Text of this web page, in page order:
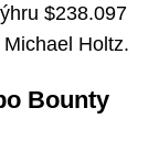
$238.097
Holtz.
Bounty